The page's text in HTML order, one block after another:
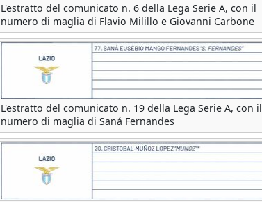
L'estratto del comunicato n. 6 della Lega Serie A, con il
numero di maglia di Flavio Milillo e Giovanni Carbone
L'estratto del comunicato n. 19 della Lega Serie A, con il
numero di maglia di Saná Fernandes